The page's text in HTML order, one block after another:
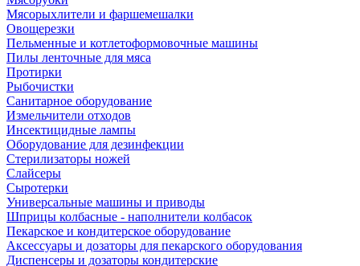
Мясорыхлители и фаршемешалки
Овощерезки
Пельменные и котлетоформовочные машины
Пилы ленточные для мяса
Протирки
Рыбочистки
Санитарное оборудование
Измельчители отходов
Инсектицидные лампы
Оборудование для дезинфекции
Стерилизаторы ножей
Слайсеры
Сыротерки
Универсальные машины и приводы
Шприцы колбасные - наполнители колбасок
Пекарское и кондитерское оборудование
Аксессуары и дозаторы для пекарского оборудования
Диспенсеры и дозаторы кондитерские